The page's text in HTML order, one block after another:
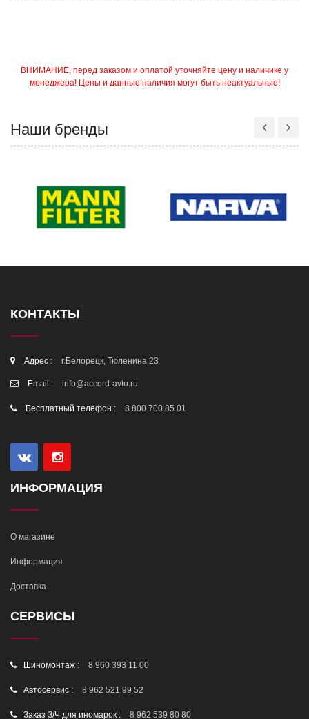
ВНИМАНИЕ, перед заказом и оплатой уточняйте цену и наличике у
менеджера! Цены и данные наличия могут быть неактуальные!
Наши бренды
КОНТАКТЫ
Адрес : г.Белорецк, Тюленина 23
Email : info@accord-avto.ru
Бесплатный телефон : 8 800 700 85 01
ИНФОРМАЦИЯ
О магазине
Информация
Доставка
СЕРВИСЫ
Шиномонтаж : 8 960 393 11 00
Автосервис : 8 962 521 99 52
Заказ З/Ч для иномарок : 8 962 539 80 80